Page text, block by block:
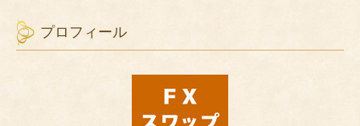
プロフィール